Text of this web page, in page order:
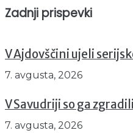
Zadnji prispevki
V Ajdovščini ujeli
7. avgusta, 2026
V Savudriji so ga
7. avgusta, 2026